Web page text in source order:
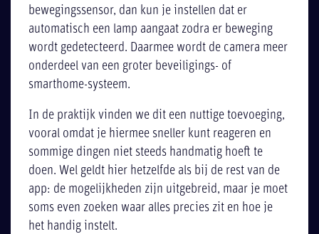
bewegingssensor, dan kun je instellen dat er
automatisch een lamp aangaat zodra er beweging
wordt gedetecteerd. Daarmee wordt de camera meer
onderdeel van een groter beveiligings- of
smarthome-systeem.
In de praktijk vinden we dit een nuttige toevoeging,
vooral omdat je hiermee sneller kunt reageren en
sommige dingen niet steeds handmatig hoeft te
doen. Wel geldt hier hetzelfde als bij de rest van de
app: de mogelijkheden zijn uitgebreid, maar je moet
soms even zoeken waar alles precies zit en hoe je
het handig instelt.